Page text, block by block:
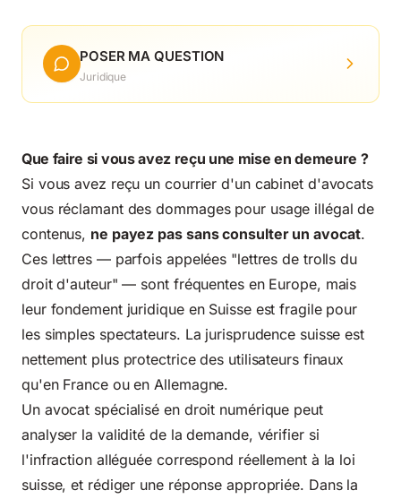
POSER MA QUESTION
Juridique
Que faire si vous avez reçu une mise en demeure ?
Si vous avez reçu un courrier d'un cabinet d'avocats
vous réclamant des dommages pour usage illégal de
contenus, ne payez pas sans consulter un avocat.
Ces lettres — parfois appelées "lettres de trolls du
droit d'auteur" — sont fréquentes en Europe, mais
leur fondement juridique en Suisse est fragile pour
les simples spectateurs. La jurisprudence suisse est
nettement plus protectrice des utilisateurs finaux
qu'en France ou en Allemagne.
Un avocat spécialisé en droit numérique peut
analyser la validité de la demande, vérifier si
l'infraction alléguée correspond réellement à la loi
suisse, et rédiger une réponse appropriée. Dans la